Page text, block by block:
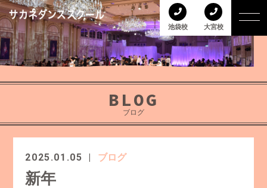
池袋校 大宮校
BLOG
ブログ
2025.01.05 ブログ
新年